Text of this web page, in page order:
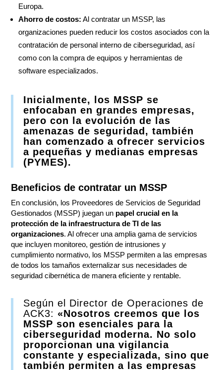
Europa.
Ahorro de costos: Al contratar un MSSP, las
organizaciones pueden reducir los costos asociados con la
contratación de personal interno de ciberseguridad, así
como con la compra de equipos y herramientas de
software especializados.
Inicialmente, los MSSP se
enfocaban en grandes empresas,
pero con la evolución de las
amenazas de seguridad, también
han comenzado a ofrecer servicios
a pequeñas y medianas empresas
(PYMES).
Beneficios de contratar un MSSP
En conclusión, los Proveedores de Servicios de Seguridad
Gestionados (MSSP) juegan un papel crucial en la
protección de la infraestructura de TI de las
organizaciones. Al ofrecer una amplia gama de servicios
que incluyen monitoreo, gestión de intrusiones y
cumplimiento normativo, los MSSP permiten a las empresas
de todos los tamaños externalizar sus necesidades de
seguridad cibernética de manera eficiente y rentable.
Según el Director de Operaciones de
ACK3: «Nosotros creemos que los
MSSP son esenciales para la
ciberseguridad moderna. No solo
proporcionan una vigilancia
constante y especializada, sino que
también permiten a las empresas